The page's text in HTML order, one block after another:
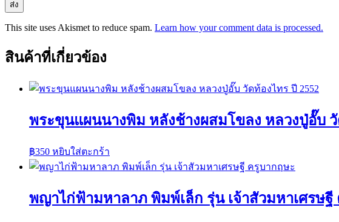
This site uses Akismet to reduce spam. Learn how your comment data is processed.
สินค้าที่เกี่ยวข้อง
พระขุนแผนนางพิม หลังช้างผสมโขลง หลวงปู่อั๊บ วั
฿350 หยิบใส่ตะกร้า
พญาไก่ฟ้ามหาลาภ พิมพ์เล็ก รุ่น เจ้าสัวมหาเศรษฐี